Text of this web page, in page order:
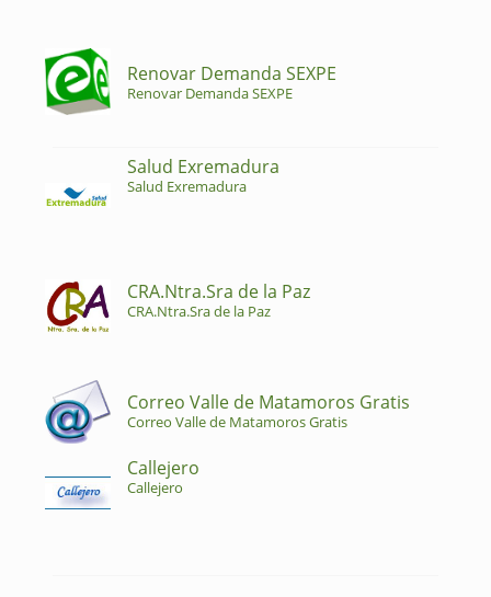
Renovar Demanda SEXPE
Renovar Demanda SEXPE
Salud Exremadura
Salud Exremadura
CRA.Ntra.Sra de la Paz
CRA.Ntra.Sra de la Paz
Correo Valle de Matamoros Gratis
Correo Valle de Matamoros Gratis
Callejero
Callejero